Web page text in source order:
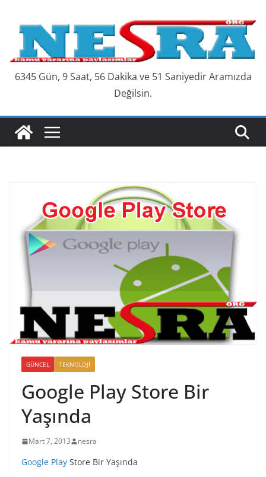
content
6345 Gün, 9 Saat, 56 Dakika ve 51 Saniyedir Aramızda
Değilsin.
GÜNCEL TEKNOLOJI
Google Play Store Bir
Yaşında
Mart 7, 2013 nesra
Google Play Store Bir Yaşında